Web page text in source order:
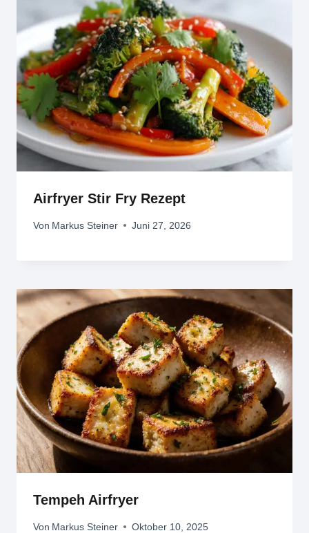
Airfryer Stir Fry Rezept
Von Markus Steiner Juni 27, 2026
Tempeh Airfryer
Von Markus Steiner Oktober 10, 2025